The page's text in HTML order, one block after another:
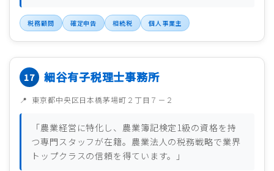
税務顧問 確定申告 相続税 個人事業主
細谷有子税理士事務所
東京都中央区日本橋茅場町２丁目７－２
「農業経営に特化し、農業簿記検定1級の資格を持
つ専門スタッフが在籍。農業法人の税務戦略で業界
トップクラスの信頼を得ています。」